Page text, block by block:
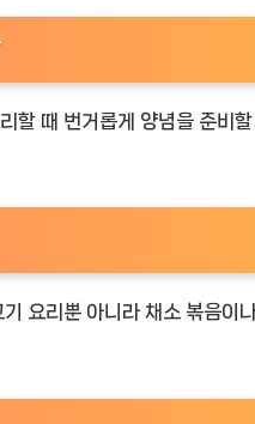
때 번거롭게 양념을 준비
요리뿐 아니라 채소 볶음이